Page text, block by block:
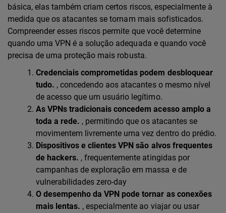
básica, elas também criam certos riscos, especialmente à
medida que os atacantes se tornam mais sofisticados.
Compreender esses riscos permite que você determine
quando uma VPN é a solução adequada e quando você
precisa de uma proteção mais robusta.
Credenciais comprometidas podem desbloquear
tudo. , concedendo aos atacantes o mesmo nível
de acesso que um usuário legítimo.
As VPNs tradicionais concedem acesso amplo a
toda a rede. , permitindo que os atacantes se
movimentem livremente uma vez dentro do prédio.
Dispositivos e clientes VPN são alvos frequentes
de hackers. , frequentemente atingidas por
campanhas de exploração em massa e de
vulnerabilidades zero-day
O desempenho da VPN pode tornar as conexões
mais lentas. , especialmente ao viajar ou usar